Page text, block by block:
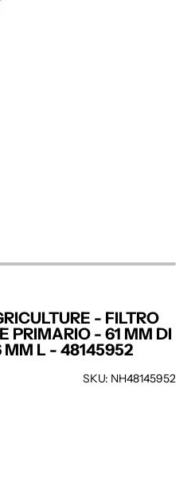
- FILTRO
PRIMARIO - 61 MM DI
MM L - 48145952
SKU: NH48145952